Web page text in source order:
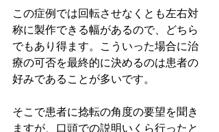
この症例では回転させなくとも左右対
称に製作できる幅があるので、どちら
でもあり得ます。こういった場合に治
療の可否を最終的に決めるのは患者の
好みであることが多いです。
そこで患者に捻転の角度の要望を聞き
ますが、口頭での説明いくら行ったと